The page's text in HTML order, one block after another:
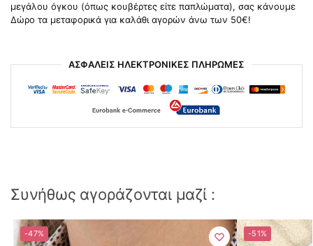
μεγάλου όγκου (όπως κουβέρτες είτε παπλώματα), σας κάνουμε
Δώρο τα μεταφορικά για καλάθι αγορών άνω των 50€!
ΑΣΦΑΛΕΙΣ ΗΛΕΚΤΡΟΝΙΚΕΣ ΠΛΗΡΩΜΕΣ
Συνήθως αγοράζονται μαζί :
-47% -51%